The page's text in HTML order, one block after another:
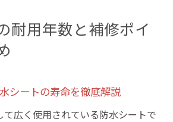
耐用年数と補修ポイ
シートの寿命を徹底解説
広く使用されている防水シートで